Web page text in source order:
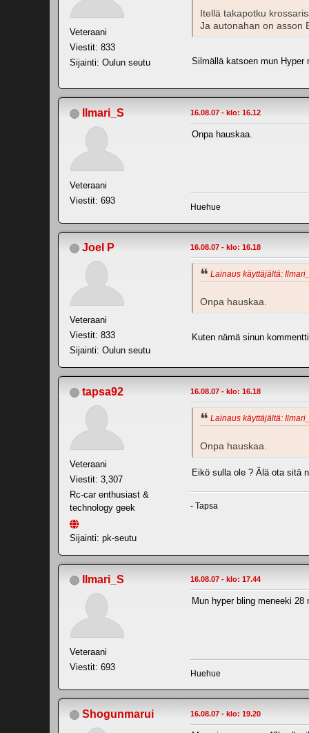
Veteraani
Viestit: 833
Sijainti: Oulun seutu
Itellä takapotku
Ja autonahan on asson
Silmällä katsoen mun
Ilmari_S
Veteraani
Viestit: 693
16.08.07 - klo: 16.12
Onpa hauskaa.
Huehue
Joel P
Veteraani
Viestit: 833
Sijainti: Oulun seutu
16.08.07 - klo: 16.18
Lainaus käyttäjältä:
Onpa hauskaa.
Kuten nämä sinun
tapsa92
Veteraani
Viestit: 3,307
Rc-car enthusiast &
technology geek
Sijainti: pk-seutu
16.08.07 - klo: 16.18
Lainaus käyttäjältä:
Onpa hauskaa.
Eikö sulla ole ? Älä ota sitä
- Tapsa
Ilmari_S
Veteraani
Viestit: 693
16.08.07 - klo: 17.44
Mun hyper bling meneeki 28
Huehue
Shogunmarui 16.08.07 - klo: 19.20